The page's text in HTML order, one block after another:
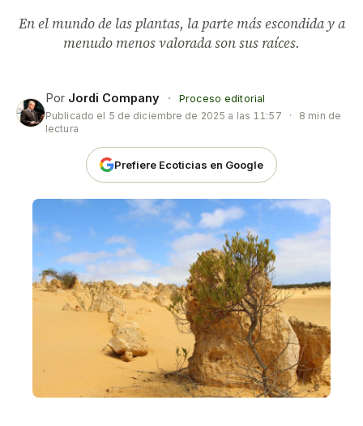
En el mundo de las plantas, la parte más escondida y a
menudo menos valorada son sus raíces.
Por Jordi Company ·
Proceso editorial
Publicado el 5 de diciembre de 2025 a las 11:57 ·
8 min de
lectura
Prefiere Ecoticias en Google